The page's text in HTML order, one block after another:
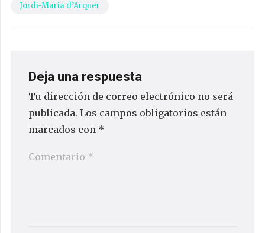
Jordi-Maria d’Arquer
Deja una respuesta
Tu dirección de correo electrónico no será
publicada. Los campos obligatorios están
marcados con *